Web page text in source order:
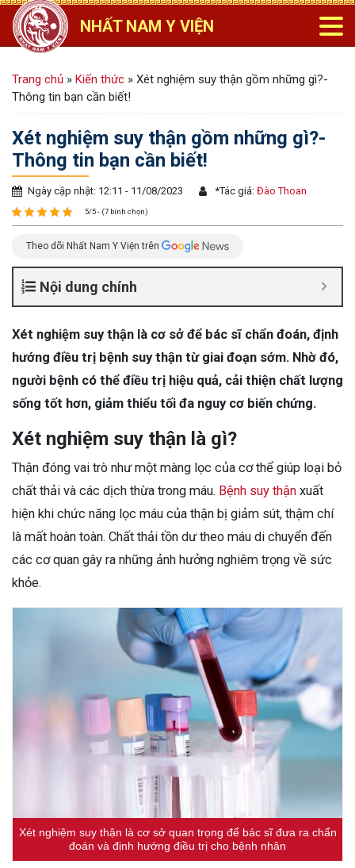
NHẤT NAM Y VIỆN
Trang chủ » Kiến thức » Xét nghiệm suy thận gồm những gì?-
Thông tin bạn cần biết!
Xét nghiệm suy thận gồm những gì?-
Thông tin bạn cần biết!
Ngày cập nhật: 12:11 - 11/08/2023 *Tác giả: Đào Thoan
5/5 - (7 bình chọn)
Theo dõi Nhất Nam Y Viện trên
Nội dung chính
Xét nghiệm suy thận là cơ sở để bác sĩ chẩn đoán, định
hướng điều trị bệnh suy thận từ giai đoạn sớm. Nhờ đó,
người bệnh có thể điều trị hiệu quả, cải thiện chất lượng
sống tốt hơn, giảm thiểu tối đa nguy cơ biến chứng.
Xét nghiệm suy thận là gì?
Thận đóng vai trò như một màng lọc của cơ thể giúp loại bỏ
chất thải và các dịch thừa trong máu. Bệnh suy thận xuất
hiện khi chức năng lọc máu của thận bị giảm sút, thậm chí
là mất hoàn toàn. Chất thải tồn dư theo máu di chuyển đến
các cơ quan gây ra những ảnh hưởng nghiêm trọng về sức
khỏe.
Xét nghiệm suy thận là cơ sở quan trọng để bác sĩ đưa ra chẩn
đoán và định hướng điều trị cho bệnh nhân